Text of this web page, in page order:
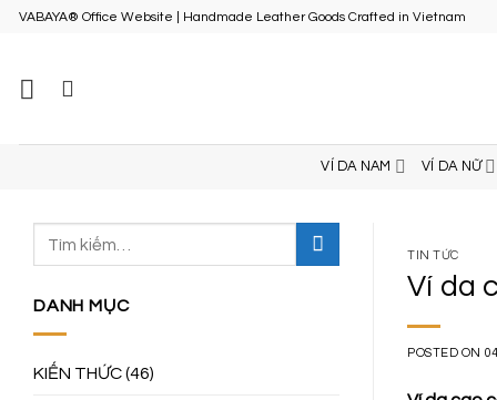
SkipVABAYA® Office Website | Handmade Leather Goods Crafted in Vietnam
VÍ DA NAM VÍ DA NỮ
DANH MỤC
KIẾN THỨC(46)
TIN TỨC
Ví da
POSTED ON